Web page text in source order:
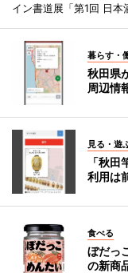
イン書道展「第1回 日本
暮らす・
秋田県
周辺情
見る・遊
「秋
利用は
食べる
ぼだっ
の新商